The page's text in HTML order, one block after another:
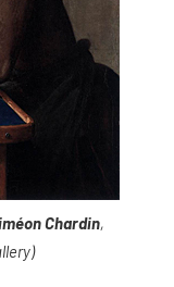
Chardin,